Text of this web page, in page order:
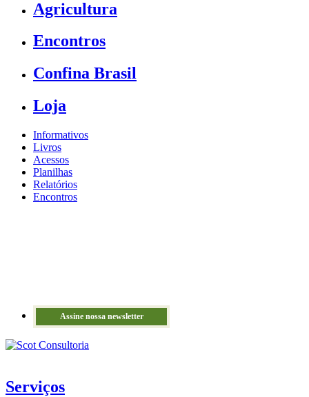
Agricultura
Encontros
Confina Brasil
Loja
Informativos
Livros
Acessos
Planilhas
Relatórios
Encontros
Assine nossa newsletter
Serviços